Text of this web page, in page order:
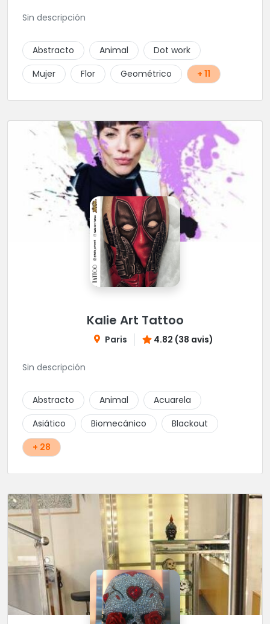
Sin descripción
Abstracto Animal
Dot work
Mujer
Flor Geométrico + 11
Kalie Art Tattoo
Paris 4.82 (38 avis)
Sin descripción
Abstracto Animal
Acuarela
Asiático
Biomecánico
Blackout
+ 28